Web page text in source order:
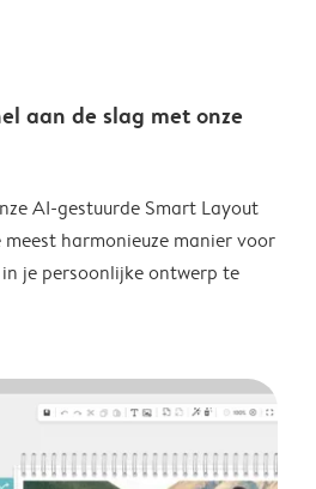
aan de slag met onze
AI-gestuurde Smart Layout
harmonieuze manier voor
je persoonlijke ontwerp te